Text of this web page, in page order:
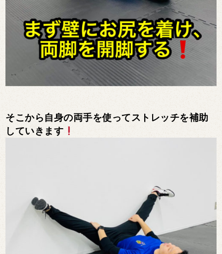
そこから自身の両手を使ってストレッチを補助
していきます